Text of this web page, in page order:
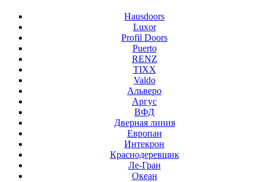
Hausdoors
Luxor
Profil Doors
Puerto
RENZ
TIXX
Valdo
Альверо
Аргус
ВФД
Дверная линия
Европан
Интекрон
Краснодеревщик
Ле-Гран
Океан